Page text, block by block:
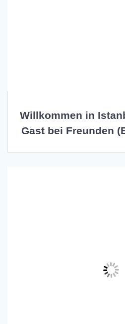
Willkommen in
Gast bei Freunden